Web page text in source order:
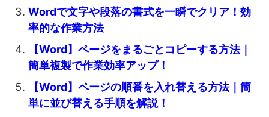
Wordで文字や段落の書式を一瞬でクリア！効
率的な作業方法
【Word】ページをまるごとコピーする方法｜
簡単複製で作業効率アップ！
【Word】ページの順番を入れ替える方法｜簡
単に並び替える手順を解説！